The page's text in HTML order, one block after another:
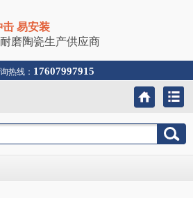
易安装
磨陶瓷生产供应商
热线： 17607997915